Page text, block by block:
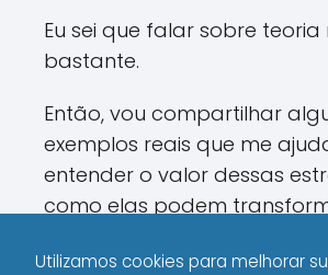
Eu sei que falar sobre teoria
bastante.
Então, vou compartilhar
exemplos reais que me
entender o valor dessas
como elas podem
Utilizamos cookies para melhorar